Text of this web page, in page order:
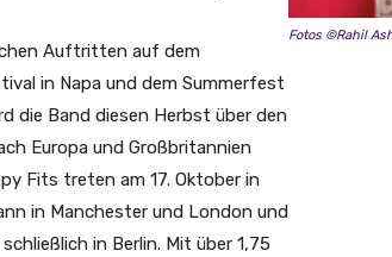
Auftritten auf dem
in Napa und dem Summerfest
die Band diesen Herbst über den
Europa und Großbritannien
Fits treten am 17. Oktober in
in Manchester und London und
in Berlin. Mit über 1,75
Fotos ©Rahil